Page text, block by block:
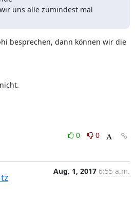
uns alle zumindest mal
besprechen, dann können wir die
0
0
Aug. 1, 2017 6:55 a.m.